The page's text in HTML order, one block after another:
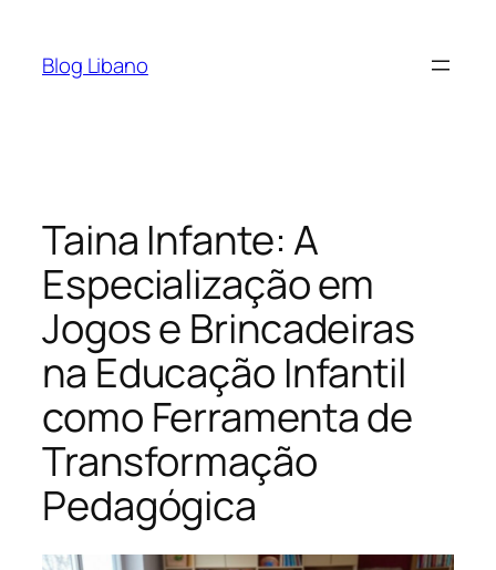
Blog Libano
Taina Infante: A
Especialização em
Jogos e Brincadeiras
na Educação Infantil
como Ferramenta de
Transformação
Pedagógica